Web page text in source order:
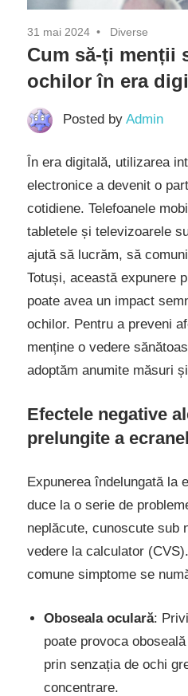
31 mai 2024 Diverse
Cum să-ți menții
ochilor în era
Posted by Admin
În era digitală, utilizarea
electronice a devenit o
cotidiene. Telefoanele
tabletele și televizoarele
ajută să lucrăm, să
Totuși, această expunere
poate avea un impact
ochilor. Pentru a preveni
menține o vedere
adoptăm anumite măsuri
Efectele negative
prelungite a
Expunerea îndelungată la
duce la o serie de
neplăcute, cunoscute sub
vedere la calculator
comune simptome se
Oboseala oculară:
poate provoca
prin senzația de ochi
concentrare.